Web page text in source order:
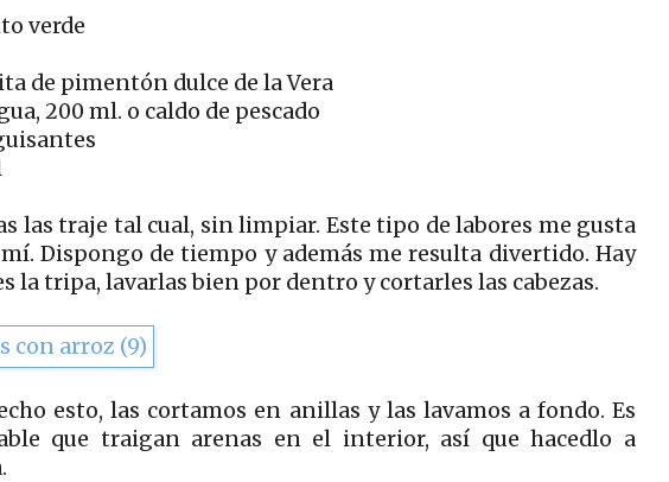
verde
de pimentón dulce de la Vera
200 ml. o caldo de pescado
las traje tal cual, sin limpiar. Este tipo de labores me gusta
Dispongo de tiempo y además me resulta divertido. Hay
la tripa, lavarlas bien por dentro y cortarles las cabezas.
esto, las cortamos en anillas y las lavamos a fondo. Es
que traigan arenas en el interior, así que hacedlo a